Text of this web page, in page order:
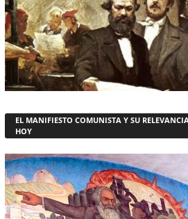
EL MANIFIESTO COMUNISTA Y SU
HOY